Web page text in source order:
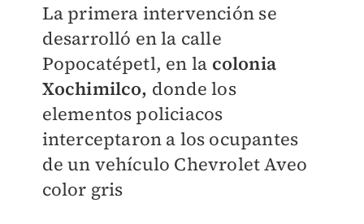
La primera intervención se
desarrolló en la calle
Popocatépetl, en la colonia
Xochimilco, donde los
elementos policiacos
interceptaron a los ocupantes
de un vehículo Chevrolet Aveo
color gris